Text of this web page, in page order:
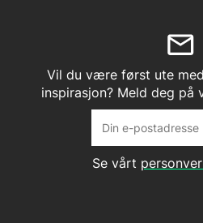
Vil du være først ute
inspirasjon? Meld deg på
Se vårt